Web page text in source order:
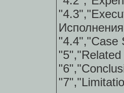
"4.4","Case